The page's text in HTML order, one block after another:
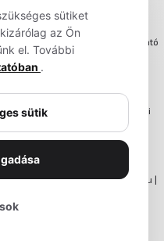
sütiket
az Ön
el. További
.
sütik
flotta-bérleti és karbantartási
folyamat működik. Az oldalon
információk kizárólag tájékoztató
A weboldalon nem történik
és szerződés egyedi
A TWS fenntartja a jogot a
előzetes értesítés nélküli
azonban a teljes
ajánlatkérés esetén:info@tws.hu |